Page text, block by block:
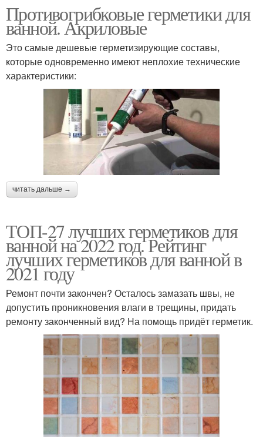
Противогрибковые герметики для
ванной. Акриловые
Это самые дешевые герметизирующие составы,
которые одновременно имеют неплохие технические
характеристики:
читать дальше →
ТОП-27 лучших герметиков для
ванной на 2022 год. Рейтинг
лучших герметиков для ванной в
2021 году
Ремонт почти закончен? Осталось замазать швы, не
допустить проникновения влаги в трещины, придать
ремонту законченный вид? На помощь придёт герметик.